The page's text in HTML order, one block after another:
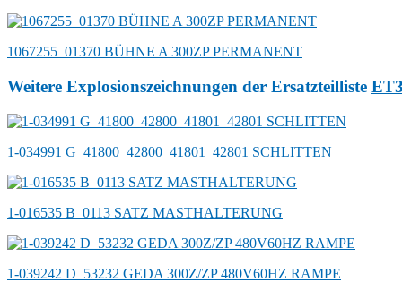
1067255_01370 BÜHNE A 300ZP PERMANENT
Weitere Explosionszeichnungen der Ersatzteilliste
1-034991 G_41800_42800_41801_42801 SCHLITTEN
1-016535 B_0113 SATZ MASTHALTERUNG
1-039242 D_53232 GEDA 300Z/ZP 480V60HZ RAMPE